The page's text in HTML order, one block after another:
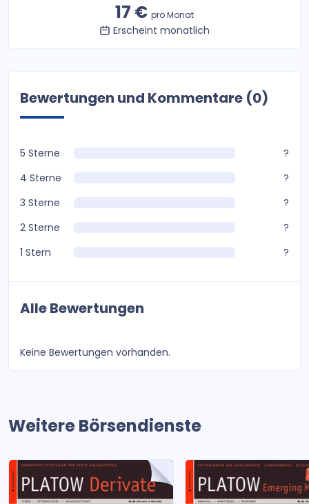
17 € pro Monat
Erscheint monatlich
Bewertungen und Kommentare (0)
5 Sterne
?
4 Sterne
?
3 Sterne
?
2 Sterne
?
1 Stern
?
Alle Bewertungen
Keine Bewertungen vorhanden.
Weitere Börsendienste